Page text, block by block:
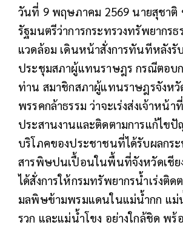
วันที่ 9 พฤษภาคม 2569 นายสุชาติ
รัฐมนตรีว่าการกระทรวงทรัพยากรธ
แวดล้อม เดินหน้าสั่งการทันทีหลังรั
ประชุมสภาผู้แทนราษฎร กรณีตอบ
ท่าน สมาชิกสภาผู้แทนราษฎรจังหวั
พรรคกล้าธรรม ว่าจะเร่งส่งเจ้าหน้
ประสานงานและติดตามการแก้ไข
บริโภคของประชาชนที่ได้รับผลกร
สารพิษปนเปื้อนในพื้นที่จังหวัดเชีย
ได้สั่งการให้กรมทรัพยากรน้ำเร่งติ
มลพิษข้ามพรมแดนในแม่น้ำกก แม่
รวก และแม่น้ำโขง อย่างใกล้ชิด พร้อ